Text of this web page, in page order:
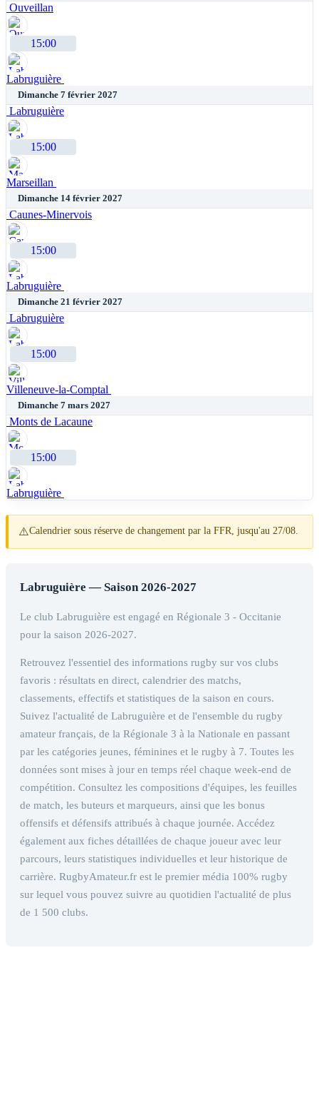
Ouveillan
15:00
Labruguière
Dimanche 7 février 2027
Labruguière
15:00
Marseillan
Dimanche 14 février 2027
Caunes-Minervois
15:00
Labruguière
Dimanche 21 février 2027
Labruguière
15:00
Villeneuve-la-Comptal
Dimanche 7 mars 2027
Monts de Lacaune
15:00
Labruguière
⚠️Calendrier sous réserve de changement par la FFR, jusqu'au 27/08.
Labruguière — Saison 2026-2027
Le club Labruguière est engagé en Régionale 3 - Occitanie
pour la saison 2026-2027.
Retrouvez l'essentiel des informations rugby sur vos clubs
favoris : résultats en direct, calendrier des matchs,
classements, effectifs et statistiques de la saison en cours.
Suivez l'actualité de Labruguière et de l'ensemble du rugby
amateur français, de la Régionale 3 à la Nationale en passant
par les catégories jeunes, féminines et le rugby à 7. Toutes les
données sont mises à jour en temps réel chaque week-end de
compétition. Consultez les compositions d'équipes, les feuilles
de match, les buteurs et marqueurs, ainsi que les bonus
offensifs et défensifs attribués à chaque journée. Accédez
également aux fiches détaillées de chaque joueur avec leur
parcours, leurs statistiques individuelles et leur historique de
carrière. RugbyAmateur.fr est le premier média 100% rugby
sur lequel vous pouvez suivre au quotidien l'actualité de plus
de 1 500 clubs.